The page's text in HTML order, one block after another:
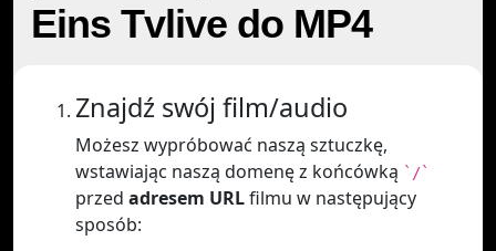
Eins Tvlive do MP4
Znajdź swój film/audio
Możesz wypróbować naszą sztuczkę,
wstawiając naszą domenę z końcówką `/`
przed adresem URLfilmu w następujący
sposób: